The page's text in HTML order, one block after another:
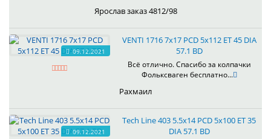
Ярослав заказ 4812/98
09.12.2021
VENTI 1716 7x17 PCD 5x112 ET 45 DIA
57.1 BD
Всё отлично. Спасибо за колпачки
Фольксваген бесплатно...
Рахмаил
09.12.2021
Tech Line 403 5.5x14 PCD 5x100 ET 35
DIA 57.1 BD